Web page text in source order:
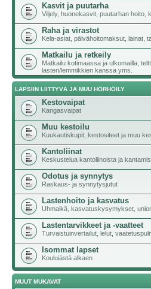
Kasvit ja puutarha
Viljely, huonekasvit, puutarhan hoito,
Raha ja virastot
Kela-asiat, päivähoitomaksut, lainat,
Matkailu ja retkeily
Matkailu kotimaassa ja ulkomailla,
lasten/lemmikkien kanssa yms.
LAPSIIN LIITTYVÄ JA MUU HÖRHÖILY
Kestovaipat
Kangasvaipat
Muu kestoilu
Kuukautiskupit, kestositeet ja muu
Kantoliinat
Keskustelua kantoliinoista ja
Odotus ja synnytys
Raskaus- ja synnytysjutut
Lastenhoito ja kasvatus
Uhmaikä, kasvatuskysymykset,
Lastentarvikkeet ja -vaatteet
Turvaistuinvertailut, lelut,
Isommat lapset
Kouluiästä alkaen
MUUT MUKAVAT